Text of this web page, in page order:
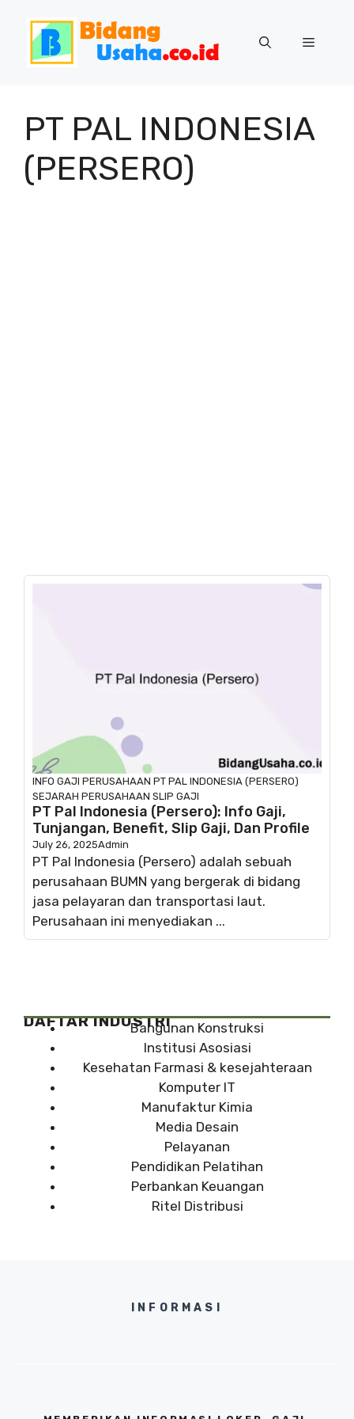
Menu
PT PAL INDONESIA
(PERSERO)
INFO GAJI PERUSAHAAN PT PAL INDONESIA (PERSERO)
SEJARAH PERUSAHAAN SLIP GAJI
PT Pal Indonesia (Persero): Info Gaji,
Tunjangan, Benefit, Slip Gaji, Dan Profile
July 26, 2025Admin
PT Pal Indonesia (Persero) adalah sebuah
perusahaan BUMN yang bergerak di bidang
jasa pelayaran dan transportasi laut.
Perusahaan ini menyediakan ...
DAFTAR INDUSTRIBangunan Konstruksi
Institusi Asosiasi
Kesehatan Farmasi & kesejahteraan
Komputer IT
Manufaktur Kimia
Media Desain
Pelayanan
Pendidikan Pelatihan
Perbankan Keuangan
Ritel Distribusi
INFORMASI